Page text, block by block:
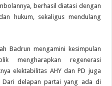
berhasil diatasi dengan
hukum, sekaligus mendulang
Badrun mengamini kesimpulan
mengharapkan regenerasi
elektabilitas AHY dan PD juga
delapan partai yang ada di